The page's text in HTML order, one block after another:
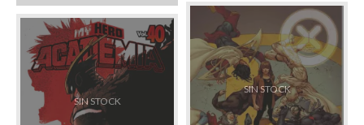
SIN STOCK
SIN STOCK